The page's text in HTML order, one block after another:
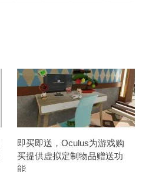
即买即送，Oculus为游戏购
买提供虚拟定制物品赠送功
能